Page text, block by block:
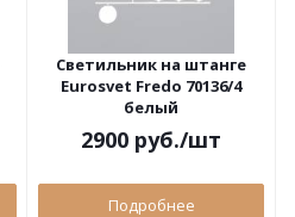
Светильник на штанге
Eurosvet Fredo 70136/4
белый
2900 руб./шт
Подробнее